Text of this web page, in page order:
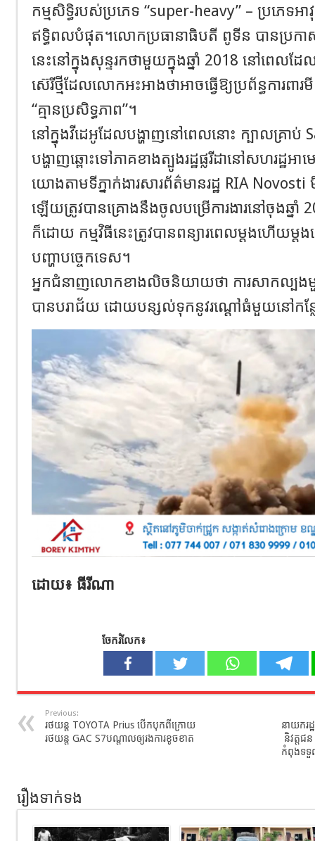
កម្មសិទ្ធិរបស់ប្រភេទ “super-heavy” – ប្រភេទអ
ឥទ្ធិពលបំផុត។លោកប្រធានាធិបតី ពូទីន បានប្រក
នេះនៅក្នុងសុន្ទរកថាមួយក្នុងឆ្នាំ 2018 នៅពេលដ
ស៊េរីថ្មីដែលលោកអះអាងថាអាចធ្វើឱ្យប្រព័ន្ធការព
“គ្មានប្រសិទ្ធភាព”។
នៅក្នុងវីដេអូដែលបង្ហាញនៅពេលនោះ ក្បាលគ្រាប់
បង្ហាញឆ្ពោះទៅភាគខាងត្បូងរដ្ឋផ្លរីដានៅសហរដ្ឋអាម
យោងតាមទីភ្នាក់ងារសារព័ត៌មានរដ្ឋ RIA
ឡើយត្រូវបានគ្រោងនឹងចូលបម្រើការងារនៅចុងឆ្ន
ក៏ដោយ កម្មវិធីនេះត្រូវបានពន្យារពេលម្តងហើយម្
បញ្ហាបច្ចេកទេស។
អ្នកជំនាញលោកខាងលិចនិយាយថា ការសាកល្បងមួយ
បានបរាជ័យ ដោយបន្សល់ទុកនូវរណ្ដៅធំមួយនៅកន្
ដោយ៖ ធីរីណា
ចែករំលែក៖
Previous:
រថយន្ដ​ TOYOTA Prius បេីក​បុក​ពី​ក្រោយ
រថយន្ដ​ GAC S7បណ្តាលឲ្យរងការខូចខាត
នាយករដ្
និវត្ត
កំពុងទទួ
រឿងទាក់ទង